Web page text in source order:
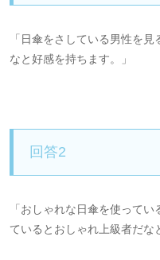
「日傘をさしている男性を
なと好感を持ちます。」
回答2
「おしゃれな日傘を使って
ているとおしゃれ上級者だな